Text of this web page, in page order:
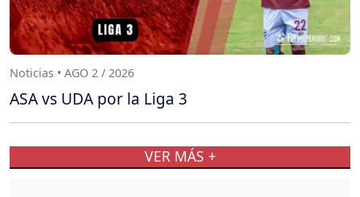
Noticias • AGO 2 / 2026
ASA vs UDA por la Liga 3
VER MÁS +